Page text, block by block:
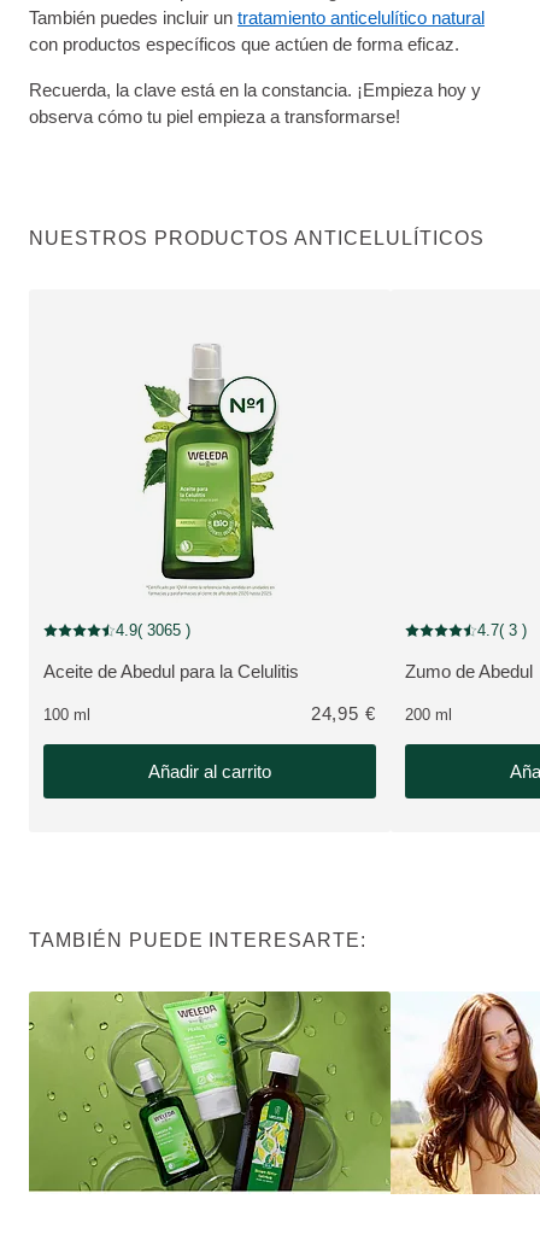
También puedes incluir un tratamiento anticelulítico natural
con productos específicos que actúen de forma eficaz.
Recuerda, la clave está en la constancia. ¡Empieza hoy y
observa cómo tu piel empieza a transformarse!
NUESTROS PRODUCTOS ANTICELULÍTICOS
VER PRODUCTO:
Aceite de Abedul para la Celulitis
Puntuación: 4.9 / 5 estrellas 3065 valoraciones de usuarios
4.9( 3065 )
100 ml 24,95 €
Añadir al carrito
VER
Zumo de Abedul
Puntuación: 4.7 /
4.7( 3 )
200 ml
TAMBIÉN PUEDE INTERESARTE: